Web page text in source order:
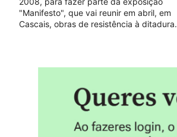
"Manifesto", que vai reunir em abril, em
Cascais, obras de resistência à ditadura.